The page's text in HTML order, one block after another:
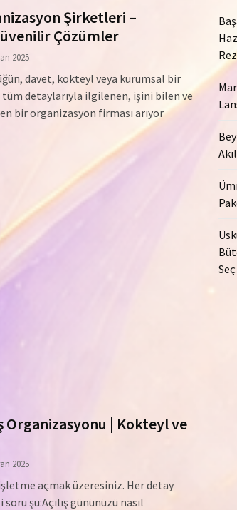
Şirketleri –
Çözümler
2025
davet, kokteyl veya kurumsal bir
detaylarıyla ilgilenen, işini bilen ve
bir organizasyon firması arıyor
Organizasyonu | Kokteyl ve
2025
açmak üzeresiniz. Her detay
şu:Açılış gününüzü nasıl
Seç